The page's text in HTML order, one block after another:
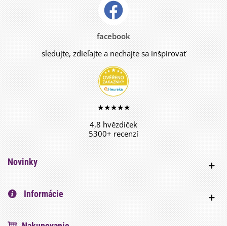
facebook
sledujte, zdieľajte a nechajte sa inšpirovať
★★★★★
4,8 hvězdiček
5300+ recenzí
Novinky
Informácie